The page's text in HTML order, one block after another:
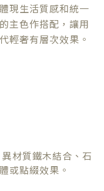
現生活質感和統一
主色作搭配，讓用
輕奢有層次效果。
材質鐵木結合、石
或點綴效果。